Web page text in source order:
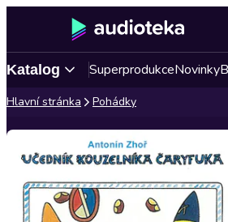
Katalog SuperprodukceNovinky
Hlavní stránka Pohádky